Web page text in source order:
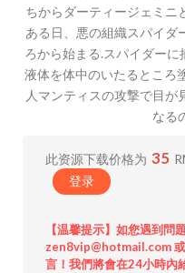
ちからダーティージェミニ
ある日、悪の組織スパイダ
ろから始まる.スパイダー
液体を体中のいたるところ
人マンティスの攻撃で目が
なる
此资源下载价格为 35
登录
【温馨提示】如您遇到問
zen8vip@hotmail.com
言！我們將會在24小時內